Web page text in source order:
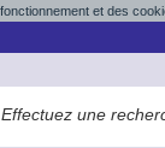
et des